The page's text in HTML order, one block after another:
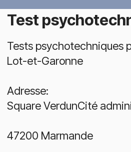
Test
Tests psychotechniques
Lot-et-Garonne
Adresse:
Square VerdunCité
47200 Marmande